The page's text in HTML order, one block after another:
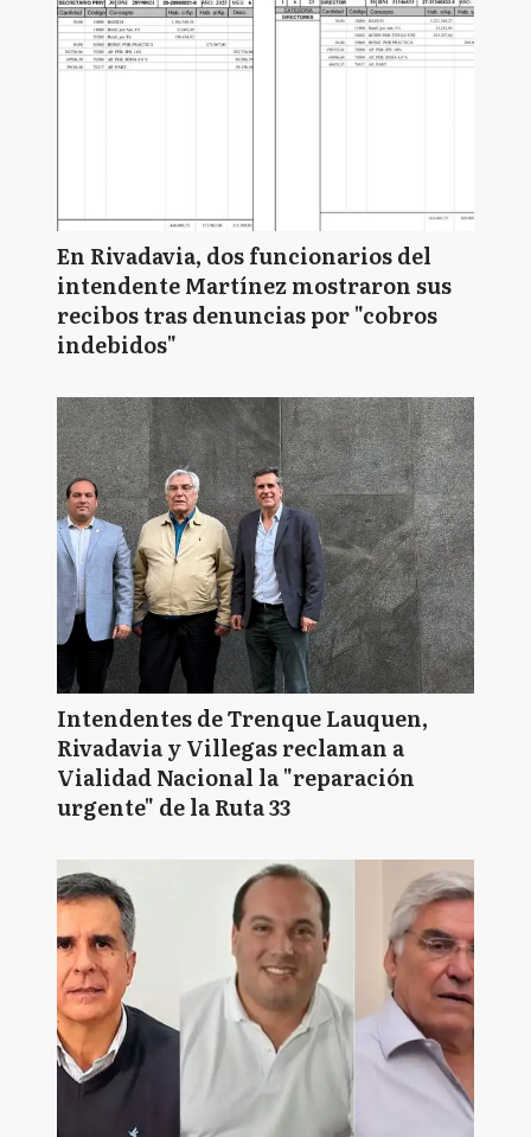
En Rivadavia, dos funcionarios del
intendente Martínez mostraron sus
recibos tras denuncias por "cobros
indebidos"
Intendentes de Trenque Lauquen,
Rivadavia y Villegas reclaman a
Vialidad Nacional la "reparación
urgente" de la Ruta 33